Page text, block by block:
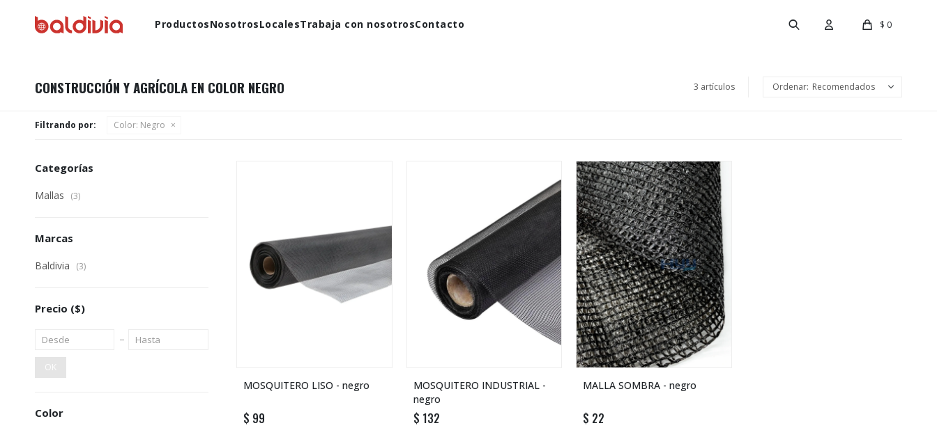
ProductosNosotrosLocalesTrabaja con nosotrosContacto $ 0
CONSTRUCCIÓN Y AGRÍCOLA EN COLOR NEGRO 3 artículos Recomendados
Filtrando por: Color: Negro
MOSQUITERO LISO - negro
$ 99
MOSQUITERO INDUSTRIAL -
negro
$ 132
MALLA SOMBRA - negro
$ 22
Categorías
Mallas (3)
Marcas
Baldivia (3)
Precio ($)
OK
Color